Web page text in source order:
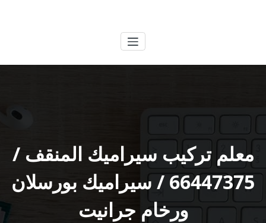
معلم تركيب سيراميك المنقف /
66447375 / سيراميك بورسلان
ورخام جرانيت